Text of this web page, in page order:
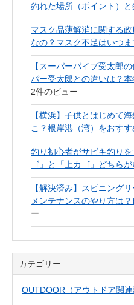
釣れた場所（ポイント）と
マスク品薄解消に関する
なの？マスク不足はいつま
【スーパーパイプ受太郎
パー受太郎との違いは？
2件のビュー
【横浜】子供とはじめて
こ？根岸港（湾）をおす
釣り初心者がサビキ釣り
ゴ」と「上カゴ」どちらが
【解決済み】スピニング
メンテナンスのやり方は
ー
カテゴリー
OUTDOOR（アウトドア関連